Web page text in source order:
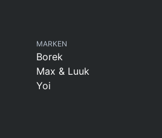
MARKEN
Borek
Max & Luuk
Yoi